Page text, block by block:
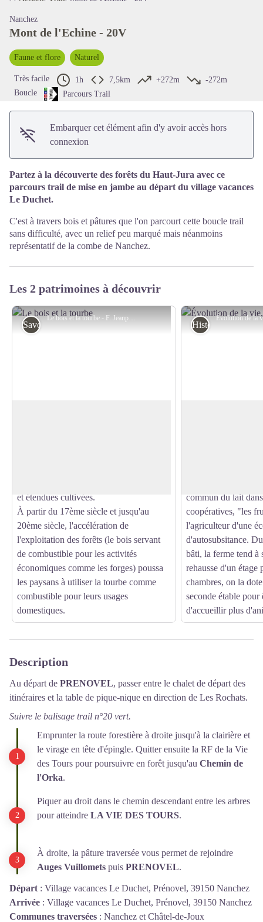
Nanchez
Mont de l'Echine - 20V
Faune et flore Naturel
Très facile 1h 7,5km +272m
-272m
Boucle
Parcours Trail
Embarquer cet élément afin d'y avoir accès hors
connexion
Partez à la découverte des forêts du Haut-Jura avec ce
parcours trail de mise en jambe au départ du village vacances
Le Duchet.
C'est à travers bois et pâtures que l'on parcourt cette boucle trail
sans difficulté, avec un relief peu marqué mais néanmoins
représentatif de la combe de Nanchez.
Les 2 patrimoines à découvrir
Le bois et la tourbe - F. Jeanparis
Savoir-faire
et étendues cultivées.
À partir du 17ème siècle et jusqu'au
20ème siècle, l'accélération de
l'exploitation des forêts (le bois servant
de combustible pour les activités
économiques comme les forges) poussa
les paysans à utiliser la tourbe comme
combustible pour leurs usages
domestiques.
Histoire et
commun du lait
coopératives, "les
l'agriculteur d'une
d'autosubsitance.
bâti, la ferme tend à
rehausse d'un étage
chambres, on la
seconde étable pour
d'accueillir plus
Description
Au départ de PRENOVEL, passer entre le chalet de départ des
itinéraires et la table de pique-nique en direction de Les Rochats.
Suivre le balisage trail n°20 vert.
Emprunter la route forestière à droite jusqu'à la clairière et
le virage en tête d'épingle. Quitter ensuite la RF de la Vie
des Tours pour poursuivre en forêt jusqu'au Chemin de
l'Orka.
Piquer au droit dans le chemin descendant entre les arbres
pour atteindre LA VIE DES TOURS.
À droite, la pâture traversée vous permet de rejoindre
Auges Vuillomets puis PRENOVEL.
Départ : Village vacances Le Duchet, Prénovel, 39150 Nanchez
Arrivée : Village vacances Le Duchet, Prénovel, 39150 Nanchez
Communes traversées : Nanchez et Châtel-de-Joux